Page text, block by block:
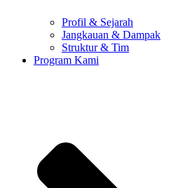
Profil & Sejarah
Jangkauan & Dampak
Struktur & Tim
Program Kami